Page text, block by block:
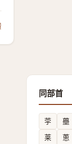
同部首
荢 蘲
莱
蔥